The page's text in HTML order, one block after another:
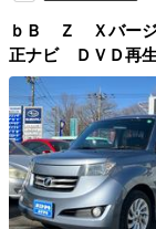
ｂＢ Ｚ Ｘバー
正ナビ ＤＶＤ再
ス ＥＴＣ